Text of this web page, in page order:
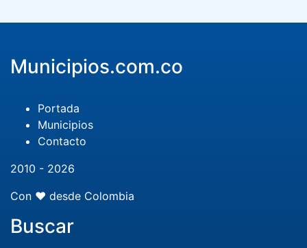
Municipios.com.co
Portada
Municipios
Contacto
2010 - 2026
Con ❤️ desde Colombia
Buscar